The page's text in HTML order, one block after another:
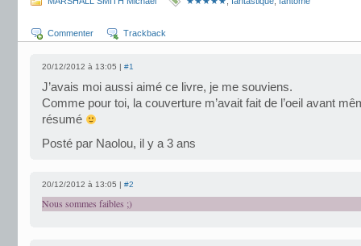
Commenter Trackback
20/12/2012 à 13:05 | #1
J’avais moi aussi aimé ce livre, je me souviens.
Comme pour toi, la couverture m’avait fait de l’oeil avant
résumé
Posté par Naolou, il y a 3 ans
20/12/2012 à 13:05 | #2
Nous sommes faibles ;)